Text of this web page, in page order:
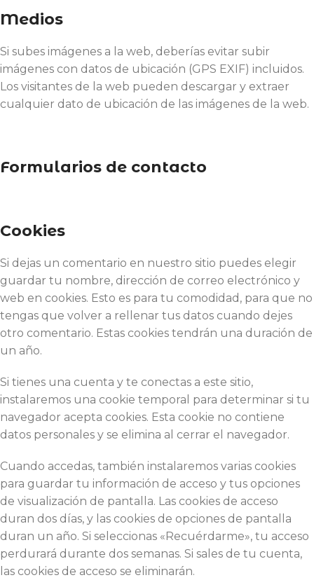
Medios
Si subes imágenes a la web, deberías evitar subir
imágenes con datos de ubicación (GPS EXIF) incluidos.
Los visitantes de la web pueden descargar y extraer
cualquier dato de ubicación de las imágenes de la web.
Formularios de contacto
Cookies
Si dejas un comentario en nuestro sitio puedes elegir
guardar tu nombre, dirección de correo electrónico y
web en cookies. Esto es para tu comodidad, para que no
tengas que volver a rellenar tus datos cuando dejes
otro comentario. Estas cookies tendrán una duración de
un año.
Si tienes una cuenta y te conectas a este sitio,
instalaremos una cookie temporal para determinar si tu
navegador acepta cookies. Esta cookie no contiene
datos personales y se elimina al cerrar el navegador.
Cuando accedas, también instalaremos varias cookies
para guardar tu información de acceso y tus opciones
de visualización de pantalla. Las cookies de acceso
duran dos días, y las cookies de opciones de pantalla
duran un año. Si seleccionas «Recuérdarme», tu acceso
perdurará durante dos semanas. Si sales de tu cuenta,
las cookies de acceso se eliminarán.